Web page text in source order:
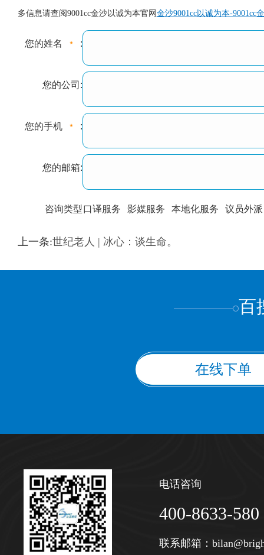
多信息请查阅9001cc金沙以诚为本官网 金沙9001cc以诚为本-9001cc
您的姓名 :
您的公司:
您的手机 :
您的邮箱:
咨询类型口译服务 影媒服务 本地化服务 议员外派
训翻译 标准级 专业级
上一条:世纪老人 | 冰心：谈生命。
百
在线下单
电话咨询
400-8633-580
联系邮箱：